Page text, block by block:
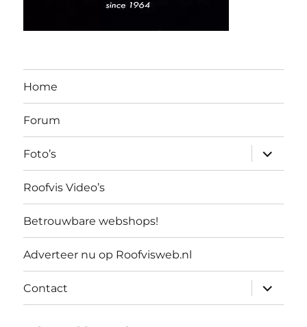
Home
Forum
Foto’s
Roofvis Video’s
Betrouwbare webshops!
Adverteer nu op Roofvisweb.nl
Contact